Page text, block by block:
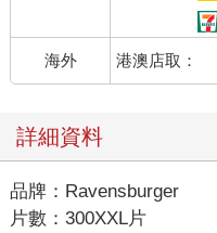
海外 港澳店取：
詳細資料
品牌：Ravensburger
片數：300XXL片